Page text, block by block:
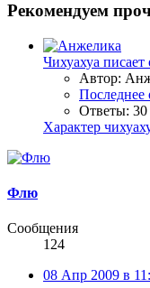
Рекомендуем
Чихуахуа писает
Автор:
Последнее
Ответы: 30
Характер
Флю
Сообщения
124
08 Апр 2009 в